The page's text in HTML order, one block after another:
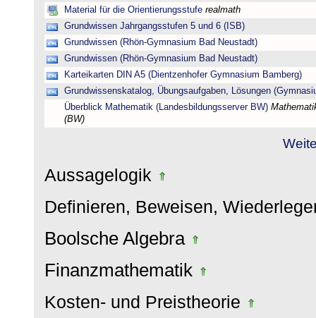
Material für die Orientierungsstufe realmath
Grundwissen Jahrgangsstufen 5 und 6 (ISB)
Grundwissen (Rhön-Gymnasium Bad Neustadt)
Grundwissen (Rhön-Gymnasium Bad Neustadt)
Karteikarten DIN A5 (Dientzenhofer Gymnasium Bamberg)
Grundwissenskatalog, Übungsaufgaben, Lösungen
Überblick Mathematik (Landesbildungsserver BW)
(BW)
Aussagelogik
Definieren, Beweisen,
Boolsche Algebra
Finanzmathematik
Kosten- und Preistheorie